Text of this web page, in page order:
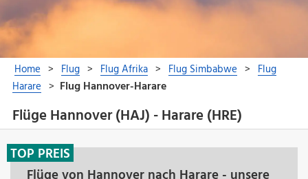
Flüge Hannover (HAJ) - Harare (HRE)
TOP PREIS